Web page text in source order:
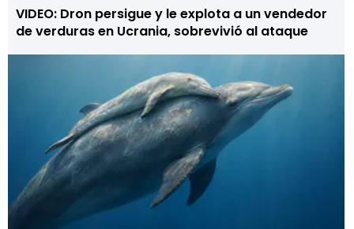
VIDEO: Dron persigue y le explota a un vendedor
de verduras en Ucrania, sobrevivió al ataque